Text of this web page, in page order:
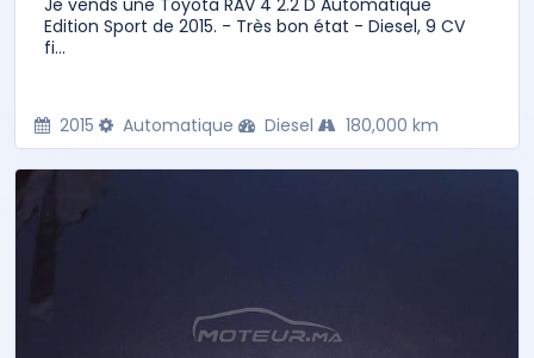
Edition Sport de 2015. - Très bon état - Diesel, 9 CV
fi...
2015 Automatique Diesel 180,000 km